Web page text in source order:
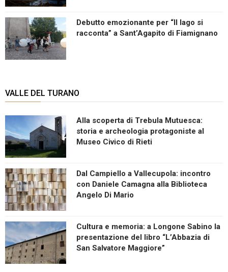
Debutto emozionante per “Il lago si
racconta” a Sant’Agapito di Fiamignano
VALLE DEL TURANO
Alla scoperta di Trebula Mutuesca:
storia e archeologia protagoniste al
Museo Civico di Rieti
Dal Campiello a Vallecupola: incontro
con Daniele Camagna alla Biblioteca
Angelo Di Mario
Cultura e memoria: a Longone Sabino la
presentazione del libro “L’Abbazia di
San Salvatore Maggiore”